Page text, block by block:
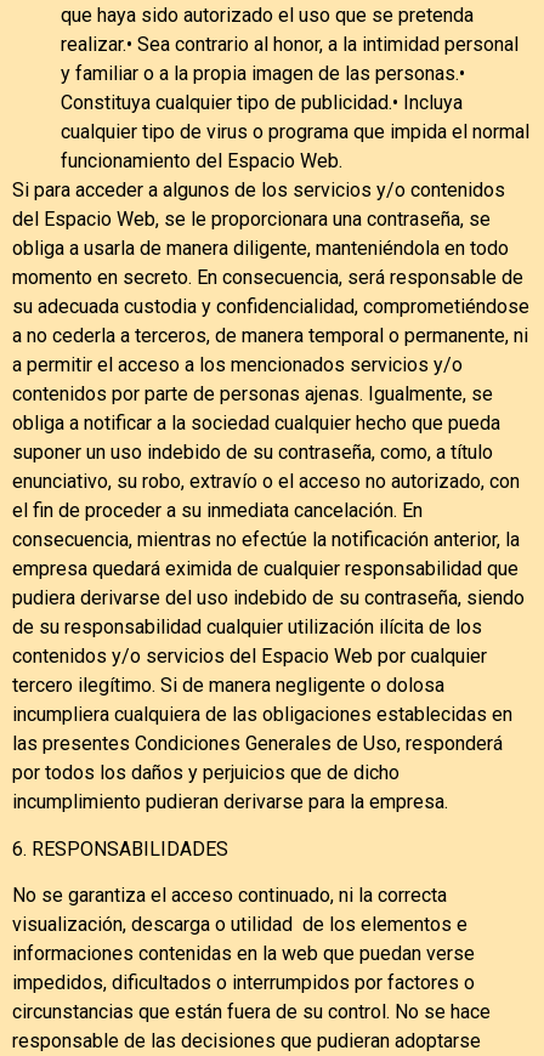
que haya sido autorizado el uso que se pretenda
realizar.• Sea contrario al honor, a la intimidad personal
y familiar o a la propia imagen de las personas.•
Constituya cualquier tipo de publicidad.• Incluya
cualquier tipo de virus o programa que impida el normal
funcionamiento del Espacio Web.
Si para acceder a algunos de los servicios y/o contenidos
del Espacio Web, se le proporcionara una contraseña, se
obliga a usarla de manera diligente, manteniéndola en todo
momento en secreto. En consecuencia, será responsable de
su adecuada custodia y confidencialidad, comprometiéndose
a no cederla a terceros, de manera temporal o permanente, ni
a permitir el acceso a los mencionados servicios y/o
contenidos por parte de personas ajenas. Igualmente, se
obliga a notificar a la sociedad cualquier hecho que pueda
suponer un uso indebido de su contraseña, como, a título
enunciativo, su robo, extravío o el acceso no autorizado, con
el fin de proceder a su inmediata cancelación. En
consecuencia, mientras no efectúe la notificación anterior, la
empresa quedará eximida de cualquier responsabilidad que
pudiera derivarse del uso indebido de su contraseña, siendo
de su responsabilidad cualquier utilización ilícita de los
contenidos y/o servicios del Espacio Web por cualquier
tercero ilegítimo. Si de manera negligente o dolosa
incumpliera cualquiera de las obligaciones establecidas en
las presentes Condiciones Generales de Uso, responderá
por todos los daños y perjuicios que de dicho
incumplimiento pudieran derivarse para la empresa.
6. RESPONSABILIDADES
No se garantiza el acceso continuado, ni la correcta
visualización, descarga o utilidad de los elementos e
informaciones contenidas en la web que puedan verse
impedidos, dificultados o interrumpidos por factores o
circunstancias que están fuera de su control. No se hace
responsable de las decisiones que pudieran adoptarse